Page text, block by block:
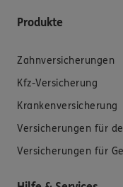
Produkte
Zahnversicherungen
Kfz-Versicherung
Krankenversicherung
Versicherungen für
Versicherungen für